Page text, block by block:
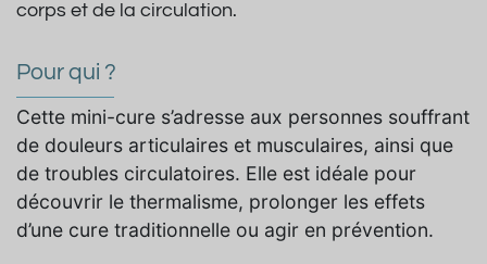
corps et de la circulation.
Pour qui ?
Cette mini-cure s’adresse aux personnes souffrant
de douleurs articulaires et musculaires, ainsi que
de troubles circulatoires. Elle est idéale pour
découvrir le thermalisme, prolonger les effets
d’une cure traditionnelle ou agir en prévention.